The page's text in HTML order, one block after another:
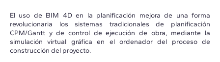
El uso de BIM 4D en la planificación mejora de una forma
revolucionaria los sistemas tradicionales de planificación
CPM/Gantt y de control de ejecución de obra, mediante la
simulación virtual gráfica en el ordenador del proceso de
construcción del proyecto.